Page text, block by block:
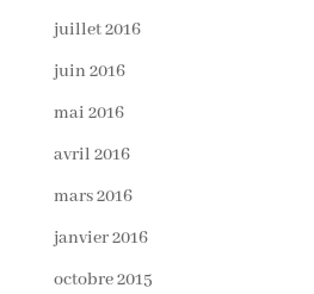
juillet 2016
juin 2016
mai 2016
avril 2016
mars 2016
janvier 2016
octobre 2015